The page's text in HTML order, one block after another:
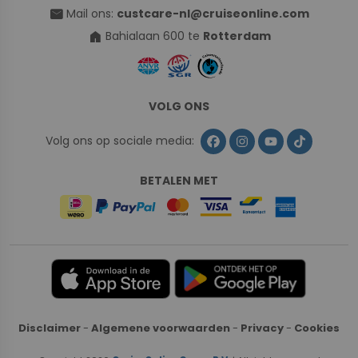
mail Mail ons: custcare-nl@cruiseonline.com
home Bahialaan 600 te Rotterdam
VOLG ONS
Volg ons op sociale media:
BETALEN MET
Disclaimer - Algemene voorwaarden - Privacy - Cookies